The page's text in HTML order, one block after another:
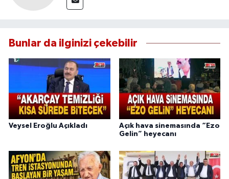
Bunlar da ilginizi çekebilir
Veysel Eroğlu Açıkladı
Açık hava sinemasında “Ezo
Gelin” heyecanı